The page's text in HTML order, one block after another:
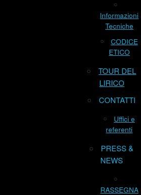
Informazioni
Tecniche
CODICE
ETICO
TOUR DEL
LIRICO
CONTATTI
Uffici e
referenti
PRESS &
NEWS
RASSEGNA